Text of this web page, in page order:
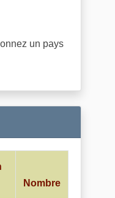
un pays
Nombre